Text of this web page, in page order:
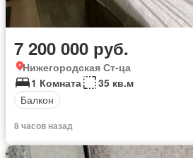
7 200 000 руб.
Нижегородская Ст-ца
1 Комната
35 кв.м
Балкон
8 часов назад